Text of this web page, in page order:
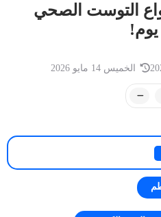
يد من الهند
التوست الصحي
يوم!
الخميس 14 مايو 2026